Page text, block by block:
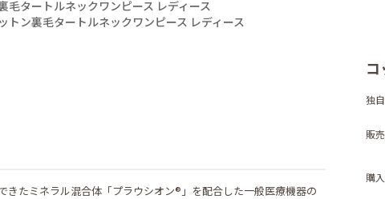
毛タートルネックワンピース レディース
トン裏毛タートルネックワンピース レディース
きたミネラル混合体「プラウシオン®」を配合した一般医療機器の
独
販
購